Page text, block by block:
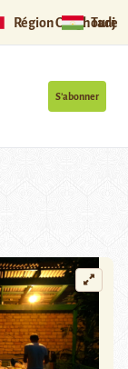
Région Ouïghoure
S’abonner